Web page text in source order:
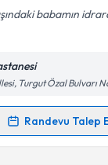
işlenmesine
ve kişisel
işlenmesini kabul
babamın
Turgut Özal Bulvarı
Randevu Talep
Talebi